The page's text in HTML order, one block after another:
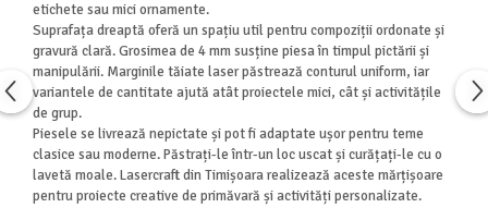
etichete sau mici ornamente.
Suprafața dreaptă oferă un spațiu util pentru compoziții ordonate și
gravură clară. Grosimea de 4 mm susține piesa în timpul pictării și
manipulării. Marginile tăiate laser păstrează conturul uniform, iar
variantele de cantitate ajută atât proiectele mici, cât și activitățile
de grup.
Piesele se livrează nepictate și pot fi adaptate ușor pentru teme
clasice sau moderne. Păstrați-le într-un loc uscat și curățați-le cu o
lavetă moale. Lasercraft din Timișoara realizează aceste mărțișoare
pentru proiecte creative de primăvară și activități personalizate.